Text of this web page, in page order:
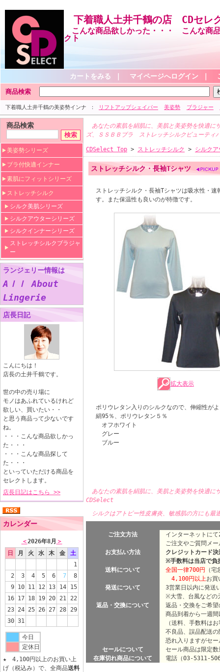
下着職人土井千鶴の店 CDセレ
こんな商品欲しかった・・・ こんな商
クト
カートをみる マイページへログイン
商品検索
下着職人土井千鶴の美姿勢インナ リフトアップシェイパー 美姿勢 ブラジャー
商品検索
美姿勢シリーズ
ブラ付快適インナー
素肌にフィットシリーズ
ストレッチシルク
シルク美肌シリーズ
シルクアウターシリーズ
シルクインナーシリーズ
ストレッチシルクブラジャ
ー
ランジェリー情報は
Aｌｌ About
Lingerie
店長日記
こんにちは！
店長の土井千鶴です。
世の中の売り場に
モノはあふれているけれど
欲しい、買いたい・・
と思う商品って少ないです
ね。
・・・こんな商品欲しかっ
た・・・
・・・こんな商品探して
た・・・
といっていただける商品を
セレクトします。
店長日記はこちら >>
カレンダー
＜2026年8月 ＞
日
月 火 水 木 金
土
1
2
3 4 5 6 7
8
9 10 11 12 13 14
15
16 17 18 19 20 21
22
23 24 25 26 27 28
29
30 31
今日
定休日
★ 4,100円以上のお買い上
げ（税込み）で、全商品送料
あなたの素肌を絹肌に、美肌と美姿勢を快適に
ズ、ＳＳＢＢブラ ストレッチシルクビューティ
CDSelect Top > ストレッチシルク > シルク
ストレッチシルク・長袖Tシャツ
ストレッチシルク・長袖Tシャツは吸水性・
す。また保温性も良いのが特徴です。
拡大表示
ポリウレタン入りのシルクなので、伸縮性が
絹95％、ポリウレタン５％
オフホワイト
グレー
ブルー
あなたの素肌を絹肌に、美肌と美姿勢を快適に
CDSelect
シルクはアトピー性皮膚炎、敏感肌の方にも最
ご注文方法
インターネットにて
ご注文やご質問メー
お支払い方法
クレジットカード決
※手数料は当店で負
送料について
全国一律700円
（
4,100円以上お買
発送について
3営業日以内に発送
※大雪、台風などの
返品・交換について
返品・交換をご希望
商品到着から一週間
（送料、手数料はお
不良品、誤品配送の
恐れ入りますがセー
セールについて
セール商品は限定数
在庫切れ商品について
電話（03-5311-